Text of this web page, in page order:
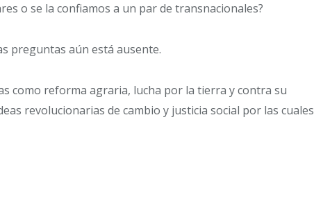
o se la confiamos a un par de transnacionales?
preguntas aún está ausente.
como reforma agraria, lucha por la tierra y contra su
revolucionarias de cambio y justicia social por las cuales